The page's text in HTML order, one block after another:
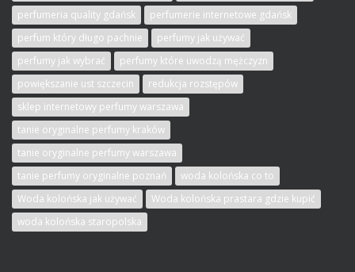
perfumeria quality gdańsk
perfumerie internetowe gdańsk
perfum który długo pachnie
perfumy jak używać
perfumy jak wybrać
perfumy które uwodzą mężczyzn
powiększanie ust szczecin
redukcja rozstępów
sklep internetowy perfumy warszawa
tanie oryginalne perfumy kraków
tanie oryginalne perfumy warszawa
tanie perfumy oryginalne poznań
woda kolońska co to
Woda kolońska jak używać
Woda kolońska prastara gdzie kupić
woda kolońska staropolska